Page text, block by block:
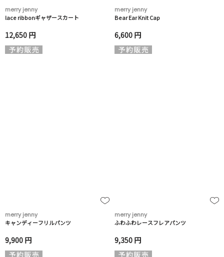
merry jenny
lace ribbonギャザースカート
12,650 円
merry jenny
Bear Ear Knit Cap
6,600 円
merry jenny
キャンディーフリルパンツ
9,900 円
merry jenny
ふわふわレースフレアパンツ
9,350 円